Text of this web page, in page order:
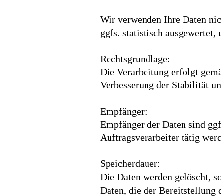
Wir verwenden Ihre Daten
ggfs. statistisch
Rechtsgrundlage:
Die Verarbeitung erfolgt
Verbesserung der Stabilität
Empfänger:
Empfänger der Daten sind
Auftragsverarbeiter tätig
Speicherdauer:
Die Daten werden gelöscht,
Daten, die der Bereitstellung